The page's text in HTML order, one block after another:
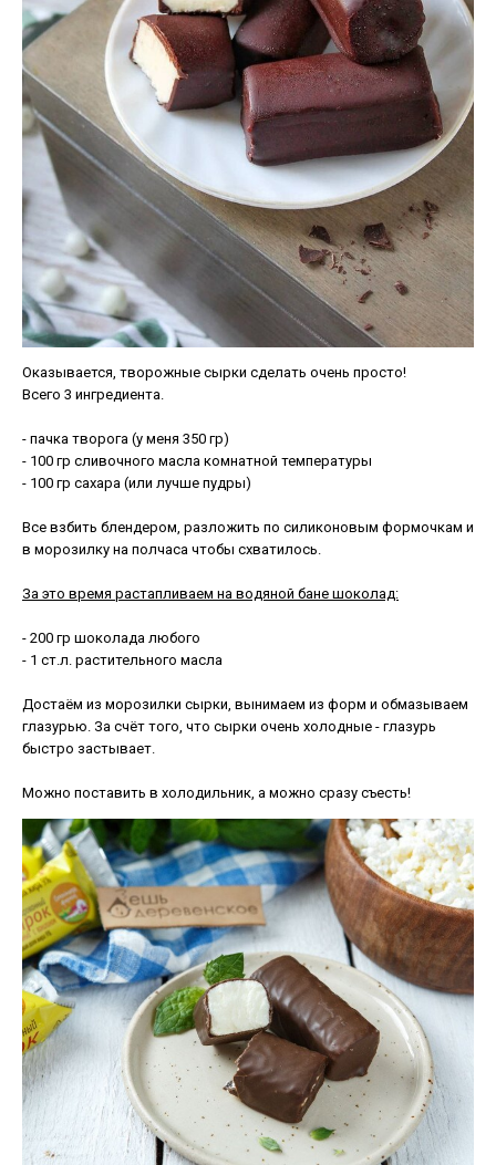
Оказывается, творожные сырки сделать очень просто!
Всего 3 ингредиента.
- пачка творога (у меня 350 гр)
- 100 гр сливочного масла комнатной температуры
- 100 гр сахара (или лучше пудры)
Все взбить блендером, разложить по силиконовым формочкам и
в морозилку на полчаса чтобы схватилось.
За это время растапливаем на водяной бане шоколад:
- 200 гр шоколада любого
- 1 ст.л. растительного масла
Достаём из морозилки сырки, вынимаем из форм и обмазываем
глазурью. За счёт того, что сырки очень холодные - глазурь
быстро застывает.
Можно поставить в холодильник, а можно сразу съесть!